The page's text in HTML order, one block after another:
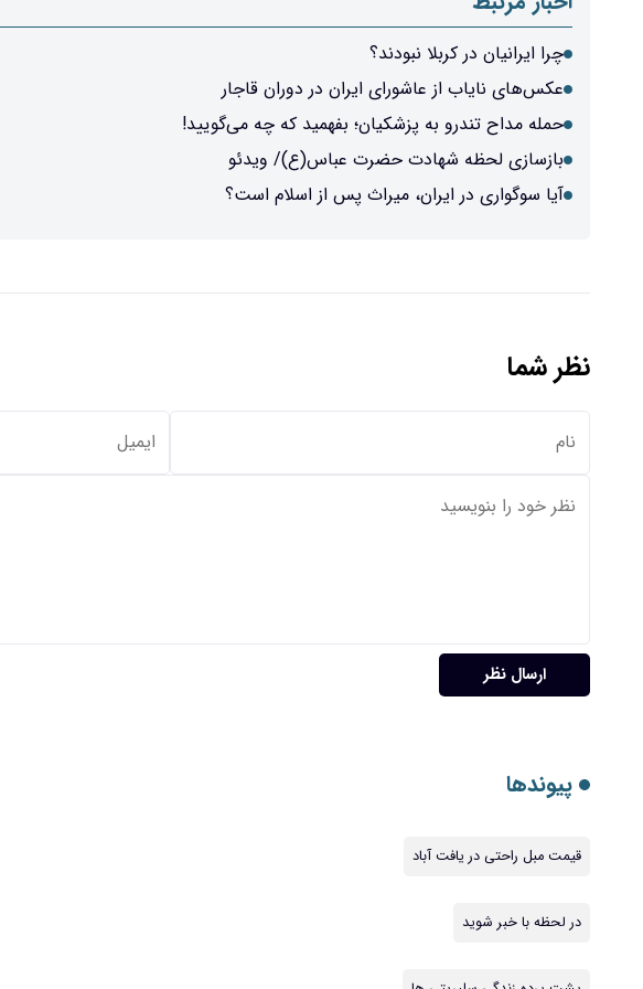
چرا ایرانیان در کربلا نبودند؟
عکس‌های نایاب از عاشورای ایران در دوران قاجار
حمله مداح تندرو به پزشکیان؛ بفهمید که چه می‌گویید!
بازسازی لحظه شهادت حضرت عباس(ع)/ ویدئو
آیا سوگواری در ایران، میراث پس از اسلام است؟
نظر شما
ارسال نظر
پیوندها
قیمت مبل راحتی در یافت آباد
در لحظه با خبر شوید